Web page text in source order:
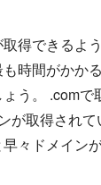
得できるよ
時間がかか
う。 .comで
取得されて
々ドメイン